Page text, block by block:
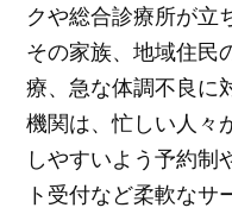
クや総合診療所が立
その家族、地域住民
療、急な体調不良に
機関は、忙しい人々
しやすいよう予約制
ト受付など柔軟な